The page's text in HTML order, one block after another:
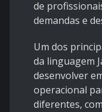
de
demandas e
Um dos
da linguagem
desenvolver
operacional
diferentes,